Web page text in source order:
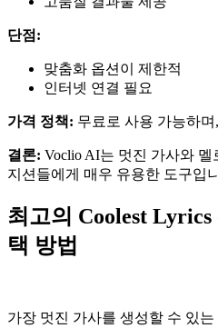
단점:
맞춤화 옵션이 제한적
인터넷 연결 필요
가격 정책: 무료로 사용 가능하
결론: Voclio AI는 멋진 가사와
지션들에게 매우 유용한 도구입
최고의 Coolest
택 방법
가장 멋진 가사를 생성할 수 있